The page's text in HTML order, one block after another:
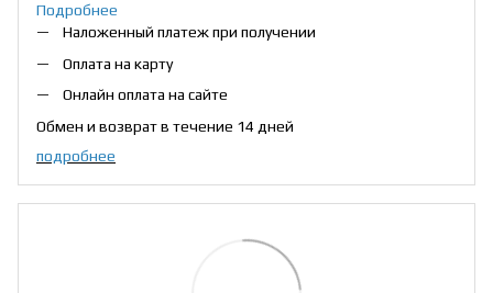
Подробнее
Наложенный платеж при получении
Оплата на карту
Онлайн оплата на сайте
Обмен и возврат в течение 14 дней
подробнее